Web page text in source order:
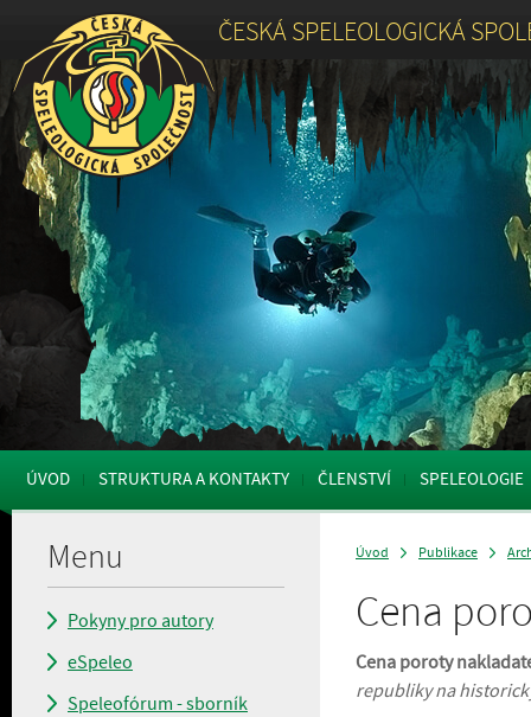
ČESKÁ SPELEOLOGICKÁ
ÚVOD STRUKTURA A KONTAKTY ČLENSTVÍ SPELEOLOGIE
Menu
Pokyny pro autory
eSpeleo
Speleofórum - sborník
Úvod Publikace
Cena
Cena poroty
republiky na